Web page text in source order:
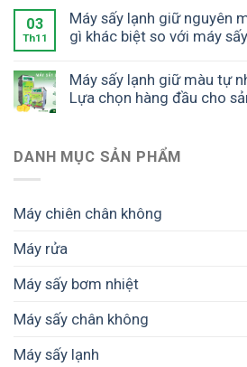
03
Th11
Máy sấy lạnh giữ nguyên
gì khác biệt so với máy
Máy sấy lạnh giữ màu tự
Lựa chọn hàng đầu cho
DANH MỤC SẢN PHẨM
Máy chiên chân không
Máy rửa
Máy sấy bơm nhiệt
Máy sấy chân không
Máy sấy lạnh